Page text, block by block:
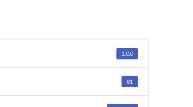
1.0.0
81